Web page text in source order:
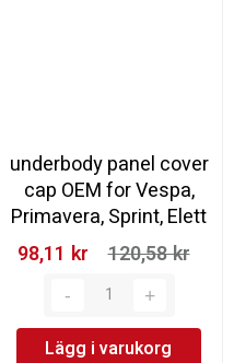
underbody panel cover
cap OEM for Vespa,
Primavera, Sprint, Elett
98,11 kr‎
120,58 kr‎
Lägg i varukorg